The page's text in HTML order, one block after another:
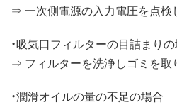
⇒ 一次側電源の入力電圧を点検
・吸気口フィルターの目詰まり
⇒ フィルターを洗浄しゴミを取
・潤滑オイルの量の不足の場合